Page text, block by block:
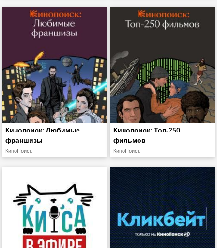
Кинопоиск: Любимые
франшизы
КиноПоиск
Кинопоиск: Топ-250
фильмов
КиноПоиск